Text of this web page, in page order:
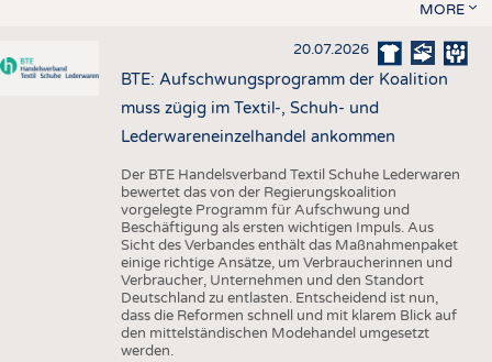
MORE
20.07.2026
BTE: Aufschwungsprogramm der Koalition
muss zügig im Textil-, Schuh- und
Lederwareneinzelhandel ankommen
Der BTE Handelsverband Textil Schuhe Lederwaren
bewertet das von der Regierungskoalition
vorgelegte Programm für Aufschwung und
Beschäftigung als ersten wichtigen Impuls. Aus
Sicht des Verbandes enthält das Maßnahmenpaket
einige richtige Ansätze, um Verbraucherinnen und
Verbraucher, Unternehmen und den Standort
Deutschland zu entlasten. Entscheidend ist nun,
dass die Reformen schnell und mit klarem Blick auf
den mittelständischen Modehandel umgesetzt
werden.